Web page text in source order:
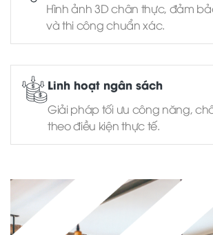
Hình ảnh 3D chân thực, đảm
và thi công chuẩn xác.
Linh hoạt ngân sách
Giải pháp tối ưu công năng,
theo điều kiện thực tế.